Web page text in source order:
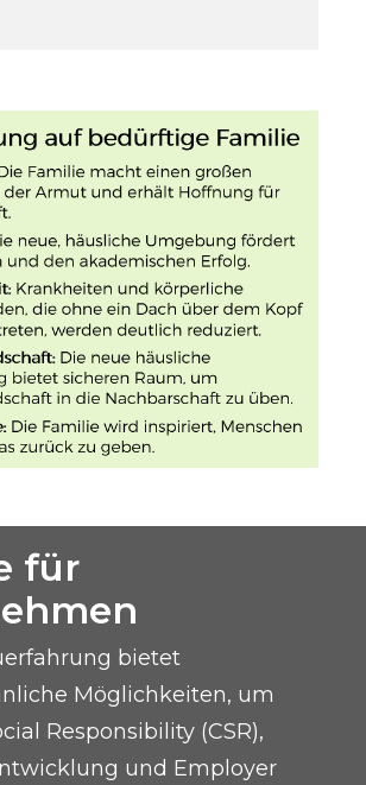
für
bietet
Möglichkeiten, um
Responsibility (CSR),
und Employer